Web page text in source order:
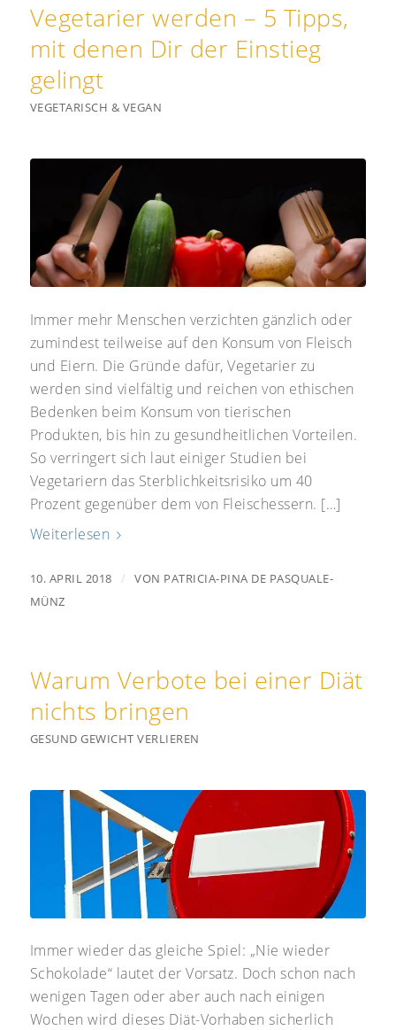
Vegetarier werden – 5 Tipps,
mit denen Dir der Einstieg
gelingt
VEGETARISCH & VEGAN
Immer mehr Menschen verzichten gänzlich oder
zumindest teilweise auf den Konsum von Fleisch
und Eiern. Die Gründe dafür, Vegetarier zu
werden sind vielfältig und reichen von ethischen
Bedenken beim Konsum von tierischen
Produkten, bis hin zu gesundheitlichen Vorteilen.
So verringert sich laut einiger Studien bei
Vegetariern das Sterblichkeitsrisiko um 40
Prozent gegenüber dem von Fleischessern. […]
Weiterlesen
10. APRIL 2018 / VON PATRICIA-PINA DE PASQUALE-
MÜNZ
Warum Verbote bei einer Diät
nichts bringen
GESUND GEWICHT VERLIEREN
Immer wieder das gleiche Spiel: „Nie wieder
Schokolade“ lautet der Vorsatz. Doch schon nach
wenigen Tagen oder aber auch nach einigen
Wochen wird dieses Diät-Vorhaben sicherlich